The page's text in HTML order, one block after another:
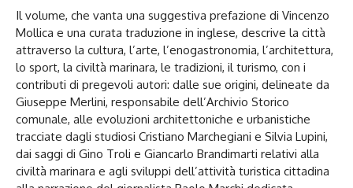
Il volume, che vanta una suggestiva prefazione di Vincenzo
Mollica e una curata traduzione in inglese, descrive la città
attraverso la cultura, l’arte, l’enogastronomia, l’architettura,
lo sport, la civiltà marinara, le tradizioni, il turismo, con i
contributi di pregevoli autori: dalle sue origini, delineate da
Giuseppe Merlini, responsabile dell’Archivio Storico
comunale, alle evoluzioni architettoniche e urbanistiche
tracciate dagli studiosi Cristiano Marchegiani e Silvia Lupini,
dai saggi di Gino Troli e Giancarlo Brandimarti relativi alla
civiltà marinara e agli sviluppi dell’attività turistica cittadina